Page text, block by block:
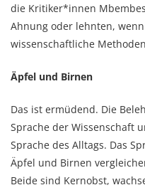
die Kritiker*innen
Ahnung oder lehnten,
wissenschaftliche
Äpfel und Birnen
Das ist ermüdend. Die
Sprache der Wissenschaft
Sprache des Alltags. Das
Äpfel und Birnen
Beide sind Kernobst,